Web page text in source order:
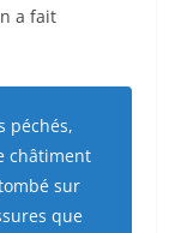
a fait
péchés,
châtiment
sur
que